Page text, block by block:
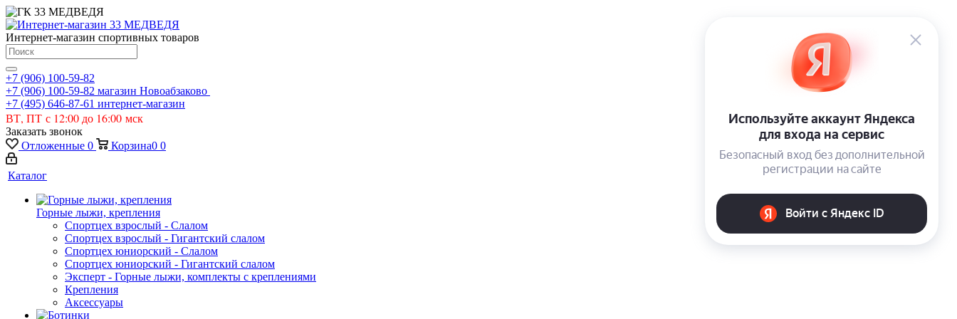
Интернет-магазин спортивных товаров
+7 (906) 100-59-82
+7 (906) 100-59-82 магазин Новоабзаково
+7 (495) 646-87-61 интернет-магазин
ВТ, ПТ с 12:00 до 16:00 мск
Заказать звонок
Отложенные 0 Корзина0 0
Каталог
Горные лыжи, крепления
Спортцех взрослый - Слалом
Спортцех взрослый - Гигантский слалом
Спортцех юниорский - Слалом
Спортцех юниорский - Гигантский слалом
Эксперт - Горные лыжи, комплекты с креплениями
Крепления
Аксессуары